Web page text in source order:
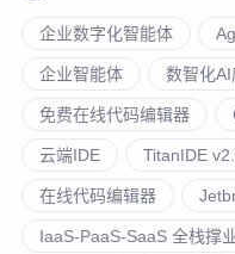
企业数字化智能体
企业智能体 数智化AI
免费在线代码编辑器
云端IDE TitanIDE
在线代码编辑器
IaaS-PaaS-SaaS 全栈撑